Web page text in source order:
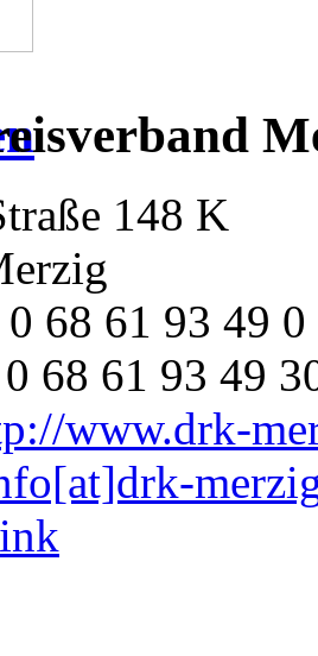
148 K
68 61 93 49 0
68 61 93 49
www.drk-